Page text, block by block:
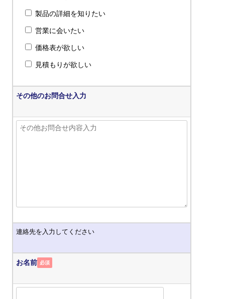
製品の詳細を知りたい
営業に会いたい
価格表が欲しい
見積もりが欲しい
その他のお問合せ入力
連絡先を入力してください
お名前 必須